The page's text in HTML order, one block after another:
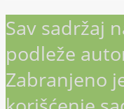
Sav sadržaj
podleže
Zabranjeno